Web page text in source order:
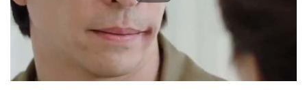
12-06-2569
ฝนล้านฤดู (Eternal Rain)